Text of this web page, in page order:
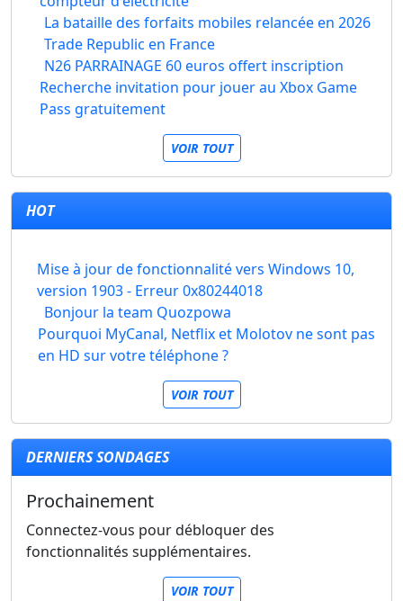
La bataille des forfaits mobiles relancée en 2026
Trade Republic en France
N26 PARRAINAGE 60 euros offert inscription
Recherche invitation pour jouer au Xbox Game
Pass gratuitement
VOIR TOUT
HOT
Mise à jour de fonctionnalité vers Windows 10,
version 1903 - Erreur 0x80244018
Bonjour la team Quozpowa
Pourquoi MyCanal, Netflix et Molotov ne sont pas
en HD sur votre téléphone ?
VOIR TOUT
DERNIERS SONDAGES
Prochainement
Connectez-vous pour débloquer des
fonctionnalités supplémentaires.
VOIR TOUT